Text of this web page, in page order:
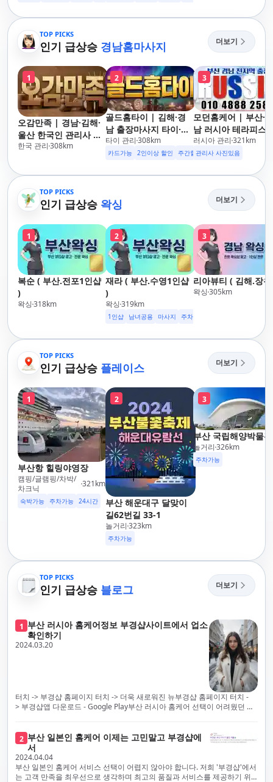
TOP PICKS
인기 급상승 경남홈마사지 더보기
1
오감만족 | 경남·김해·
울산 한국인 관리사 출
장마사지
한국 관리 308km
2
골드홈타이 | 김해·경
남 출장마사지 타이·아
로마·스웨디시
타이 관리 308km
카드가능 2인이상 할인 주간할인 후기할인 생일할인
3
모던홈케어 | 부산·경
남 러시아 테라피스
방문 마사지
러시아 관리 321km
관리사 사진있음
TOP PICKS
인기 급상승 왁싱 더보기
1
복순 ( 부산.전포1인샵
)
왁싱318km
2
재라 ( 부산.수영1인샵
)
왁싱319km
1인샵 남녀공용 마사지 주차가능
3
리아뷰티 ( 김해.장
왁싱305km
TOP PICKS
인기 급상승 플레이스 더보기
1
부산항 힐링야영장
캠핑/글램핑/차박/
차크닉
321km
숙박가능 주차가능 24시간
2
부산 해운대구 달맞이
길62번길 33-1
놀거리 323km
주차가능
3
부산 국립해양박물관
놀거리 326km
주차가능
TOP PICKS
인기 급상승 블로그 더보기
1 부산 러시아 홈케어정보 부경샵사이트에서 업소
확인하기
2024.03.20
터치 -> 부경샵 홈페이지 터치 -> 더욱 새로워진 뉴부경샵 홈페이지 터치 -
> 부경샵앱 다운로드 - Google Play부산 러시아 홈케어 선택이 어려웠던 시
스의 모든 과정을 후불제로 운영합니다. 이는 고객님의 최대 편의를 보장하
기 위한 부경샵의 약속입니다.부경샵은 현장에서 바로 고객님께 서비스를
제공하는 깨끗하고 전문적으로 훈련된 관리사들을 다수 보유하고 있음을 자
랑스럽게 생각합니다. 이는 프리미엄 부산 러시아 홈케어 경험을 제공하기
위한 부경샵의 노력의 일환입니다.현 시대의 불확실성 속에서, 안전은 부경
2 부산 일본인 홈케어 이제는 고민말고 부경샵에
서
2024.04.04
부산 일본인 홈케어 서비스 선택이 어렵지 않아야 합니다. 저희 '부경샵'에서
는 고객 만족을 최우선으로 생각하며 최고의 품질과 서비스를 제공하기 위